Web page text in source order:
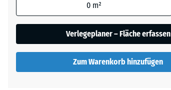
0 m²
Verlegeplaner – Fläche erfassen
Zum Warenkorb hinzufügen